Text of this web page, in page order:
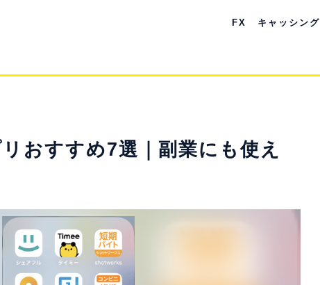
FX キャッシング
おすすめ7選｜副業にも使え